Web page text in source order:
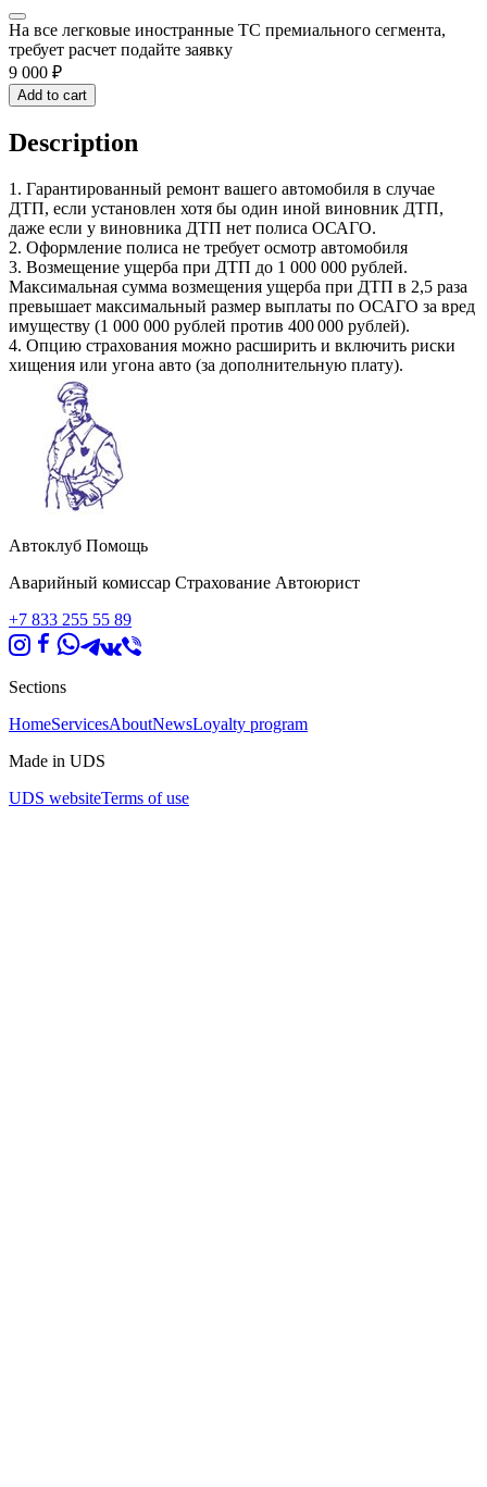
На все легковые иностранные ТС премиального сегмента,
требует расчет подайте заявку
9 000 ₽
Add to cart
Description
1. Гарантированный ремонт вашего автомобиля в случае
ДТП, если установлен хотя бы один иной виновник ДТП,
даже если у виновника ДТП нет полиса ОСАГО.
2. Оформление полиса не требует осмотр автомобиля
3. Возмещение ущерба при ДТП до 1 000 000 рублей.
Максимальная сумма возмещения ущерба при ДТП в 2,5 раза
превышает максимальный размер выплаты по ОСАГО за вред
имуществу (1 000 000 рублей против 400 000 рублей).
4. Опцию страхования можно расширить и включить риски
хищения или угона авто (за дополнительную плату).
Автоклуб Помощь
Аварийный комиссар Страхование Автоюрист
+7 833 255 55 89
Sections
HomeServicesAboutNewsLoyalty program
Made in UDS
UDS websiteTerms of use